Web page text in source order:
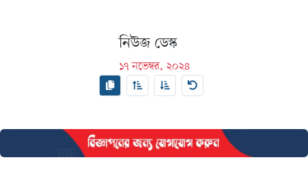
নিউজ ডেস্ক
১৭ নভেম্বর, ২০২৪